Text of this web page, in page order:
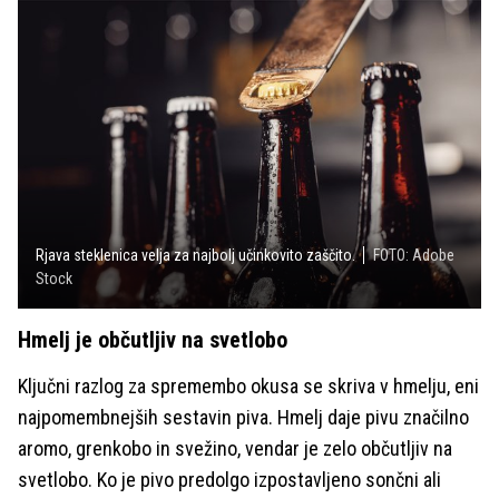
Rjava steklenica velja za najbolj učinkovito zaščito.
FOTO: Adobe
Stock
Hmelj je občutljiv na svetlobo
Ključni razlog za spremembo okusa se skriva v hmelju, eni
najpomembnejših sestavin piva. Hmelj daje pivu značilno
aromo, grenkobo in svežino, vendar je zelo občutljiv na
svetlobo. Ko je pivo predolgo izpostavljeno sončni ali